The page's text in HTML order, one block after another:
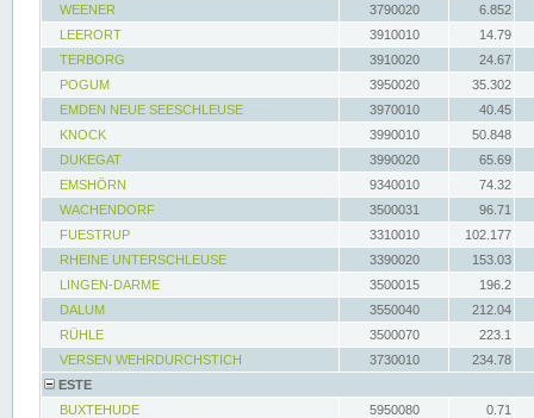
WEENER
3790020
6.852
LEERORT
3910010
14.79
TERBORG
3910020
24.67
POGUM
3950020
35.302
EMDEN NEUE SEESCHLEUSE
3970010
40.45
KNOCK
3990010
50.848
DUKEGAT
3990020
65.69
EMSHÖRN
9340010
74.32
WACHENDORF
3500031
96.71
FUESTRUP
3310010
102.177
RHEINE UNTERSCHLEUSE
3390020
153.03
LINGEN-DARME
3500015
196.2
DALUM
3550040
212.04
RÜHLE
3500070
223.1
VERSEN WEHRDURCHSTICH
3730010
234.78
ESTE
BUXTEHUDE
5950080
0.71